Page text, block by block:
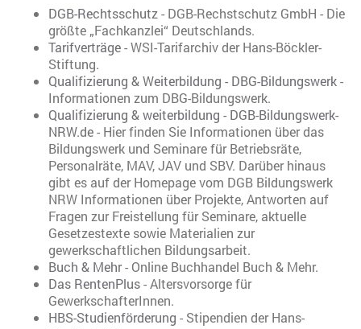
DGB-Rechtsschutz- DGB-Rechstschutz GmbH - Die
größte „Fachkanzlei“ Deutschlands.
Tarifverträge- WSI-Tarifarchiv der Hans-Böckler-
Stiftung.
Qualifizierung & Weiterbildung - DBG-Bildungswerk-
Informationen zum DBG-Bildungswerk.
Qualifizierung & weiterbildung - DGB-Bildungswerk-
NRW.de- Hier finden Sie Informationen über das
Bildungswerk und Seminare für Betriebsräte,
Personalräte, MAV, JAV und SBV. Darüber hinaus
gibt es auf der Homepage vom DGB Bildungswerk
NRW Informationen über Projekte, Antworten auf
Fragen zur Freistellung für Seminare, aktuelle
Gesetzestexte sowie Materialien zur
gewerkschaftlichen Bildungsarbeit.
Buch & Mehr- Online Buchhandel Buch & Mehr.
Das RentenPlus- Altersvorsorge für
GewerkschafterInnen.
HBS-Studienförderung - Stipendien der Hans-